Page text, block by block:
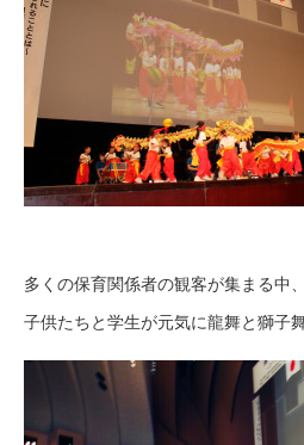
多くの保育関係者の観客が集まる中、
子供たちと学生が元気に龍舞と獅子